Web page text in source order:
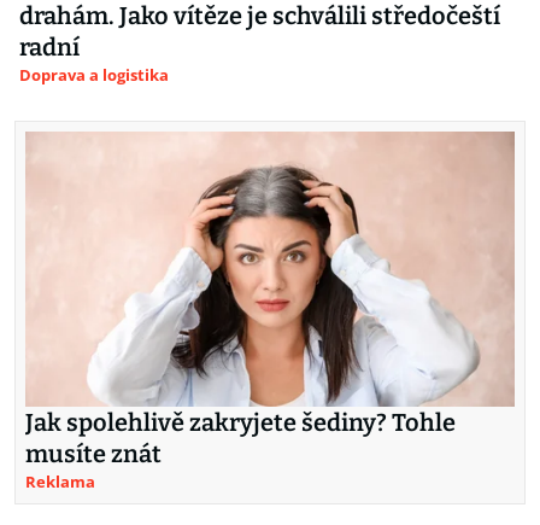
drahám. Jako vítěze je schválili středočeští
radní
Doprava a logistika
Jak spolehlivě zakryjete šediny? Tohle
musíte znát
Reklama